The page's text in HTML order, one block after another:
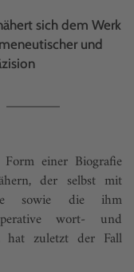
sich dem Werk
und
einer Biografie
der selbst mit
sowie die ihm
wort- und
hat zuletzt der Fall